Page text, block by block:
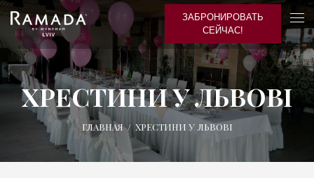
ЗАБРОНИРОВАТЬ
СЕЙЧАС!
ХРЕСТИНИ У ЛЬВОВІ
ГЛАВНАЯ / ХРЕСТИНИ У ЛЬВОВІ